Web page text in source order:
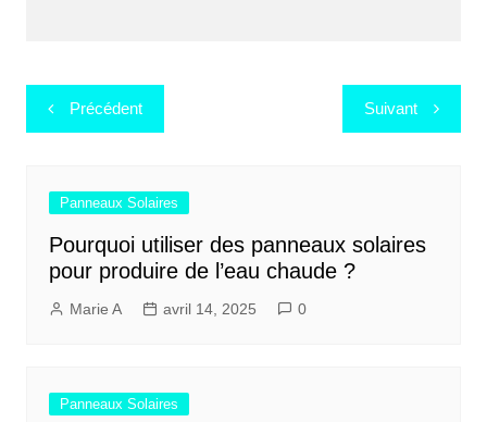
Navigation
de
Précédent Suivant
Panneaux Solaires
Pourquoi utiliser des panneaux solaires
pour produire de l’eau chaude ?
Marie A avril 14, 2025 0
Panneaux Solaires